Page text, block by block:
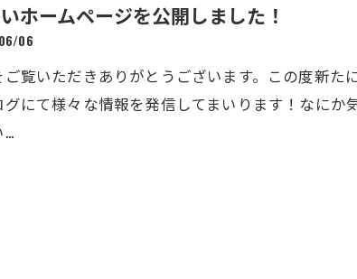
ホームページを公開しました！
06
ご覧いただきありがとうございます。この度新た
グにて様々な情報を発信してまいります！なに
…